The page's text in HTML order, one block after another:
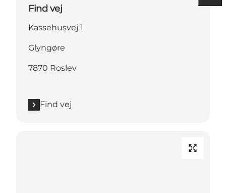
Find vej
Kassehusvej 1
Glyngøre
7870 Roslev
Find vej